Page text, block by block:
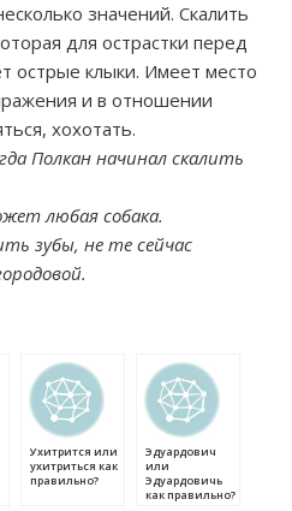
значений. Скалить
для острастки перед
острые клыки. Имеет место
и в отношении
хохотать.
Полкан начинал скалить
любая собака.
зубы, не те сейчас
Ухитрится или
ухитриться как
правильно?
Эдуардович
или
Эдуардовичь
как правильно?